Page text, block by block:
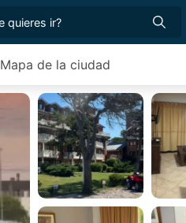
Mapa de la ciudad